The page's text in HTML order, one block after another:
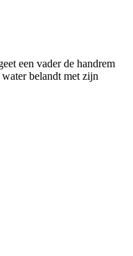
een vader de handrem
belandt met zijn